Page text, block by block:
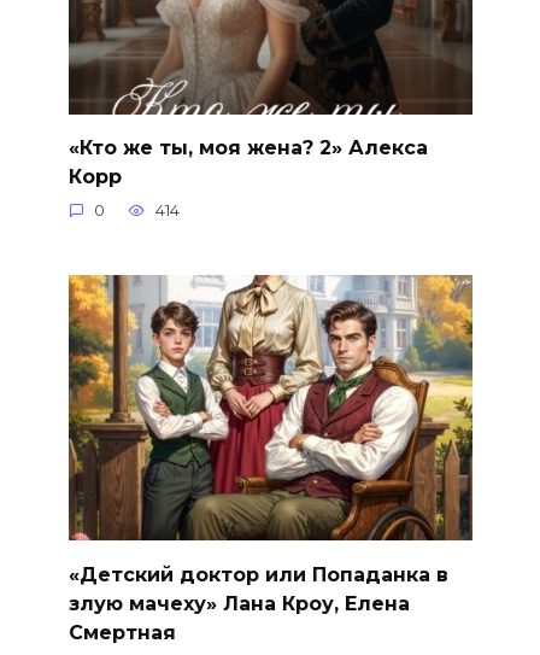
«Кто же ты, моя жена? 2» Алекса
Корр
0 414
«Детский доктор или Попаданка в
злую мачеху» Лана Кроу, Елена
Смертная